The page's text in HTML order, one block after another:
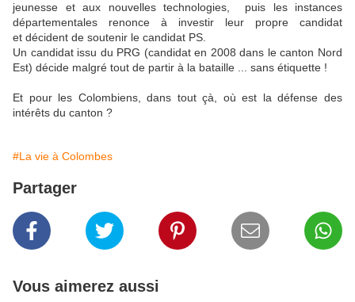
jeunesse et aux nouvelles technologies, puis les instances
départementales renonce à investir leur propre candidat
et décident de soutenir le candidat PS.
Un candidat issu du PRG (candidat en 2008 dans le canton Nord
Est) décide malgré tout de partir à la bataille ... sans étiquette !
Et pour les Colombiens, dans tout çà, où est la défense des
intérêts du canton ?
#La vie à Colombes
Partager
Vous aimerez aussi